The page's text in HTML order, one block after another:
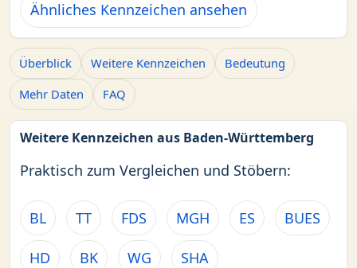
Ähnliches Kennzeichen ansehen
Überblick Weitere Kennzeichen
Bedeutung
Mehr Daten
FAQ
Weitere Kennzeichen aus Baden-Württemberg
Praktisch zum Vergleichen und Stöbern:
BL TT FDS MGH ES BUES
HD BK WG
SHA